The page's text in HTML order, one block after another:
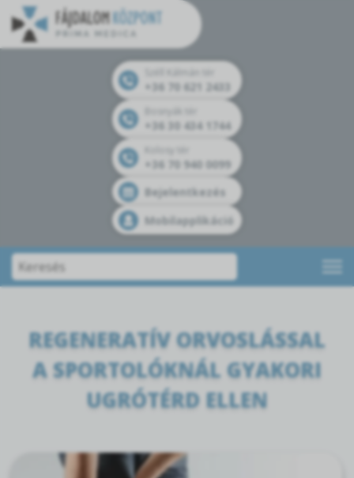
+36 70 621 2433
+36 30 434 1744
+36 70 940 0099
Bejelentkezés
Mobilapplikáció
REGENERATÍV ORVOSLÁSSAL
A SPORTOLÓKNÁL GYAKORI
UGRÓTÉRD ELLEN